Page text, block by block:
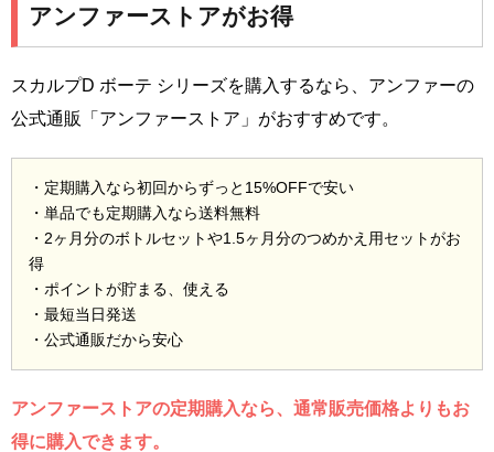
アンファーストアがお得
スカルプD ボーテ シリーズを購入するなら、アンファーの
公式通販「アンファーストア」がおすすめです。
・定期購入なら初回からずっと15%OFFで安い
・単品でも定期購入なら送料無料
・2ヶ月分のボトルセットや1.5ヶ月分のつめかえ用セットがお
得
・ポイントが貯まる、使える
・最短当日発送
・公式通販だから安心
アンファーストアの定期購入なら、通常販売価格よりもお
得に購入できます。